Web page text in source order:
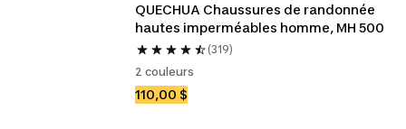
QUECHUA Chaussures de randonnée
hautes imperméables homme, MH 500
(319)
2 couleurs
110,00 $